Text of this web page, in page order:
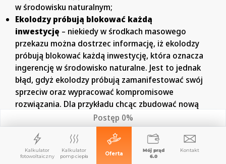
Postęp 0%
w środowisku naturalnym;
Ekolodzy próbują blokować każdą
inwestycję – niekiedy w środkach masowego
przekazu można dostrzec informację, iż ekolodzy
próbują blokować każdą inwestycję, która oznacza
ingerencję w środowisko naturalne. Jest to jednak
błąd, gdyż ekolodzy próbują zamanifestować swój
sprzeciw oraz wypracować kompromisowe
rozwiązania. Dla przykładu chcąc zbudować nową
drogę bądź inną formę infrastruktury ekolodzy
dosyć często proponują rozwiązania jak
np. korytarze dla zwierząt. Dzięki temu życie
zwierząt i roślin nie jest zagrożone i można
Kalkulator
fotowoltaiczny
Kalkulator
pomp ciepła
Oferta
Mój prąd
6.0
Kontakt